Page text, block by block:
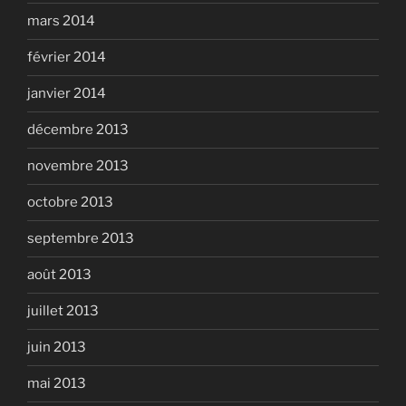
mars 2014
février 2014
janvier 2014
décembre 2013
novembre 2013
octobre 2013
septembre 2013
août 2013
juillet 2013
juin 2013
mai 2013